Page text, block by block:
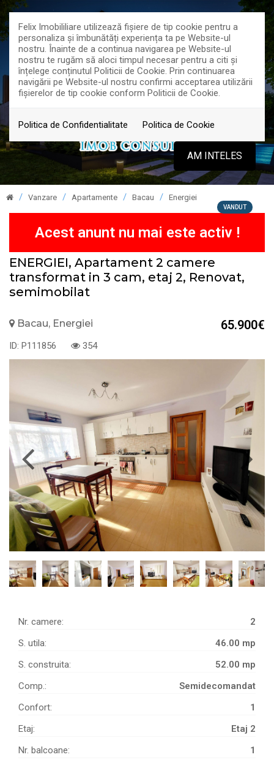
Felix Imobililiare utilizează fişiere de tip cookie pentru a
personaliza și îmbunătăți experiența ta pe Website-ul
nostru. Înainte de a continua navigarea pe Website-ul
nostru te rugăm să aloci timpul necesar pentru a citi și
înțelege conținutul Politicii de Cookie. Prin continuarea
navigării pe Website-ul nostru confirmi acceptarea utilizării
fişierelor de tip cookie conform Politicii de Cookie.
Politica de Confidentialitate Politica de Cookie
AM INTELES
Vanzare Apartamente Bacau Energiei
Acest anunt nu mai este activ !
ENERGIEI, Apartament 2 camere
transformat in 3 cam, etaj 2, Renovat,
semimobilat
Bacau, Energiei 65.900€
ID: P111856 354
VANDUT
Nr. camere:
2
S. utila:
46.00 mp
S. construita:
52.00 mp
Comp.:
Semidecomandat
Confort:
1
Etaj:
Etaj 2
Nr. balcoane:
1